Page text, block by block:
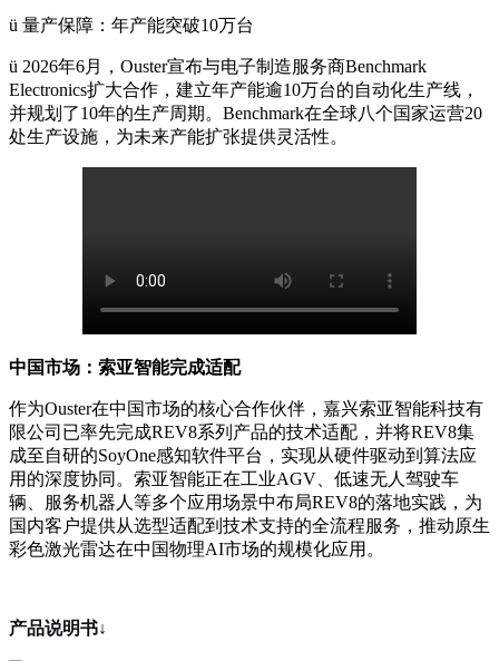
ü 量产保障：年产能突破10万台
ü 2026年6月，Ouster宣布与电子制造服务商Benchmark
Electronics扩大合作，建立年产能逾10万台的自动化生产线，
并规划了10年的生产周期。Benchmark在全球八个国家运营20
处生产设施，为未来产能扩张提供灵活性。
中国市场：索亚智能完成适配
作为Ouster在中国市场的核心合作伙伴，嘉兴索亚智能科技有
限公司已率先完成REV8系列产品的技术适配，并将REV8集
成至自研的SoyOne感知软件平台，实现从硬件驱动到算法应
用的深度协同。索亚智能正在工业AGV、低速无人驾驶车
辆、服务机器人等多个应用场景中布局REV8的落地实践，为
国内客户提供从选型适配到技术支持的全流程服务，推动原生
彩色激光雷达在中国物理AI市场的规模化应用。
产品说明书↓